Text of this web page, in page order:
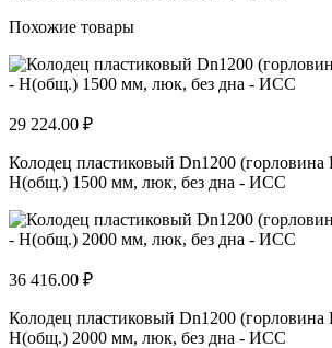
Похожие товары
29 224.00 ₽
Колодец пластиковый Dn1200
H(общ.) 1500 мм, люк, без дна - ИСС
36 416.00 ₽
Колодец пластиковый Dn1200
H(общ.) 2000 мм, люк, без дна - ИСС